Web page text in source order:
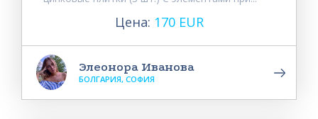
Цена: 170 EUR
Элеонора Иванова
БОЛГАРИЯ, СОФИЯ